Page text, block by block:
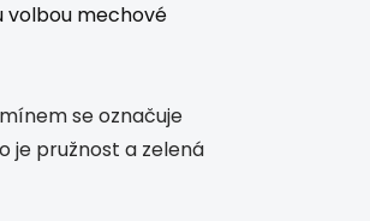
volbou mechové
se označuje
je pružnost a zelená